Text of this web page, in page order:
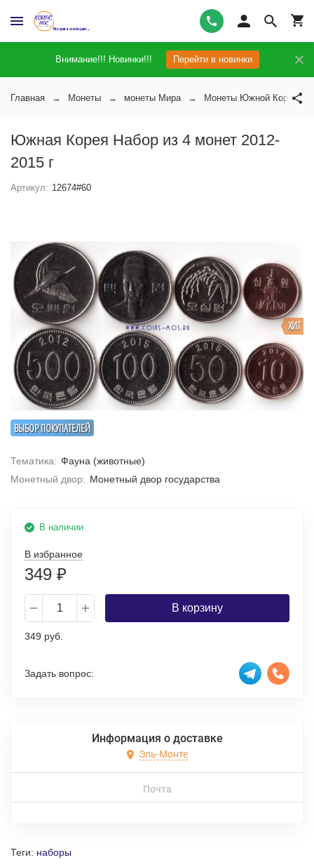
Внимание!!! Новинки!!! Перейти в новинки
Главная Монеты монеты Мира Монеты Южной Кореи
Южная Корея Набор из 4 монет 2012-
2015 г
Артикул: 12674#60
ВЫБОР ПОКУПАТЕЛЕЙ
ХИТ
Тематика: Фауна (животные)
Монетный двор: Монетный двор государства
В наличии
В избранное
349 ₽
В корзину
349 руб.
Задать вопрос:
Информация о доставке
Эль-Монте
Почта
Теги: наборы